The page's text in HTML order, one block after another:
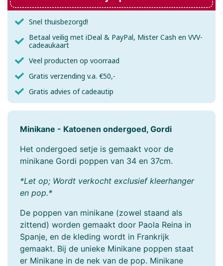
Snel thuisbezorgd!
Betaal veilig met iDeal & PayPal, Mister Cash en VVV-
cadeaukaart
Veel producten op voorraad
Gratis verzending v.a. €50,-
Gratis advies of cadeautip
Minikane - Katoenen ondergoed, Gordi
Het ondergoed setje is gemaakt voor de
minikane Gordi poppen van 34 en 37cm.
*Let op; Wordt verkocht exclusief kleerhanger
en pop.*
De poppen van minikane (zowel staand als
zittend) worden gemaakt door Paola Reina in
Spanje, en de kleding wordt in Frankrijk
gemaakt. Bij de unieke Minikane poppen staat
er Minikane in de nek van de pop. Minikane